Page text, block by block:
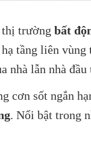
thị trường bất
tầng liên
nhà lẫn nhà
cơn sốt ngắn
. Nổi bật trong